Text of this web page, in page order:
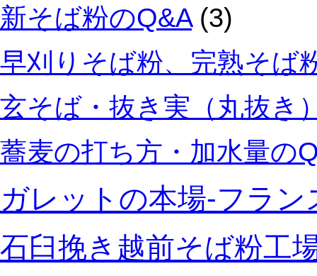
新そば粉のQ&A(3)
早刈りそば粉、完熟そば
玄そば・抜き実（丸抜き
蕎麦の打ち方・加水量の
ガレットの本場‐フラ
石臼挽き越前そば粉工